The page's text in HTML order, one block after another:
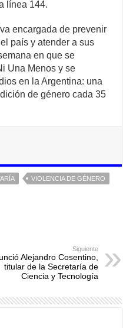
línea 144.
encargada de prevenir
país y atender a sus
en que se
Una Menos y se
en la Argentina: una
de género cada 35
VIOLENCIA DE GÉNERO
Siguiente
Alejandro Cosentino,
titular de la Secretaría de
Ciencia y Tecnología